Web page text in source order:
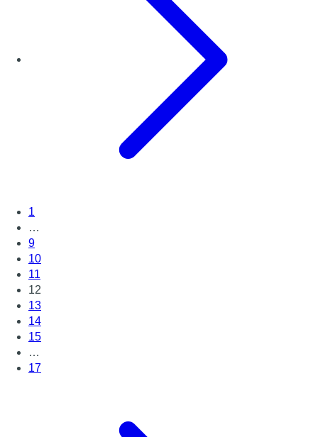
1
…
9
10
11
12
13
14
15
…
17